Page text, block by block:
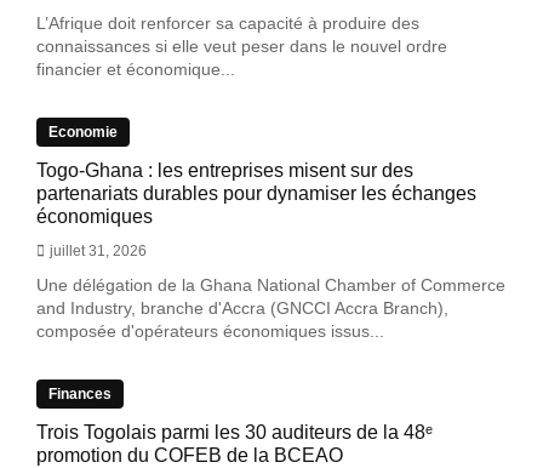
L’Afrique doit renforcer sa capacité à produire des
connaissances si elle veut peser dans le nouvel ordre
financier et économique...
Economie
Togo-Ghana : les entreprises misent sur des
partenariats durables pour dynamiser les échanges
économiques
juillet 31, 2026
Une délégation de la Ghana National Chamber of Commerce
and Industry, branche d'Accra (GNCCI Accra Branch),
composée d'opérateurs économiques issus...
Finances
Trois Togolais parmi les 30 auditeurs de la 48ᵉ
promotion du COFEB de la BCEAO